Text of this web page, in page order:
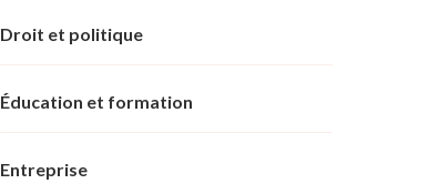
Droit et politique
Éducation et formation
Entreprise